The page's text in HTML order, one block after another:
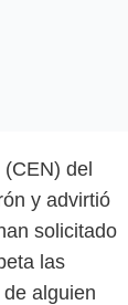
del
y advirtió
solicitado
las
alguien